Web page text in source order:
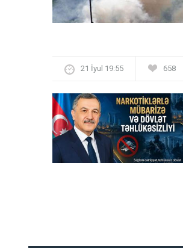
21 İyul 19:55 658